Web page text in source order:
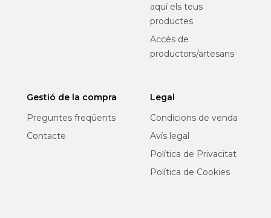
aquí els teus
productes
Accés de
productors/artesans
Gestió de la compra
Preguntes freqüents
Contacte
Legal
Condicions de venda
Avís legal
Política de Privacitat
Política de Cookies